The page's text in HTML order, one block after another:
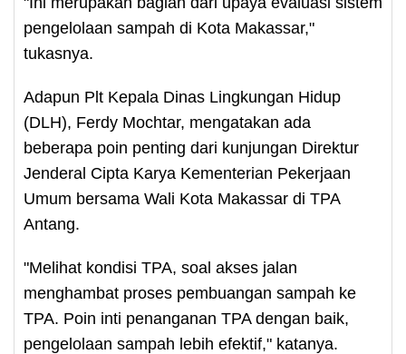
pengelolaan sampah di Kota Makassar,"
tukasnya.
Adapun Plt Kepala Dinas Lingkungan Hidup
(DLH), Ferdy Mochtar, mengatakan ada
beberapa poin penting dari kunjungan Direktur
Jenderal Cipta Karya Kementerian Pekerjaan
Umum bersama Wali Kota Makassar di TPA
Antang.
"Melihat kondisi TPA, soal akses jalan
menghambat proses pembuangan sampah ke
TPA. Poin inti penanganan TPA dengan baik,
pengelolaan sampah lebih efektif," katanya.